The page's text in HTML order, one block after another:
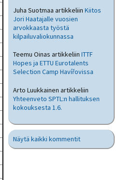
Juha Suotmaa artikkeliin Kiitos
Jori Haatajalle vuosien
arvokkaasta työstä
kilpailuvaliokunnassa
Teemu Oinas artikkeliin ITTF
Hopes ja ETTU Eurotalents
Selection Camp Havířovissa
Arto Luukkainen artikkeliin
Yhteenveto SPTL:n hallituksen
kokouksesta 1.6.
Näytä kaikki kommentit